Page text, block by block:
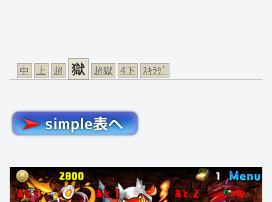
中 上 超 獄 超獄 4下 ｽｷﾗｹﾞ